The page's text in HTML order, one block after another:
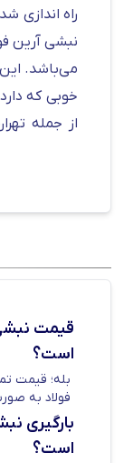
راه اندازی
نبشی آرین
می‌باشد.
خوبی که
از جمله
کنید.
می‌شود.
نبشی آرین
المللی
متر، حدودا 12 کیلوگرم وزن دارند.
قیمت نبشی
است؟
بله؛ قیمت
فولاد به
بارگیری
است؟